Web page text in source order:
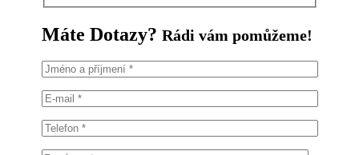
Máte Dotazy? Rádi vám pomůžeme!